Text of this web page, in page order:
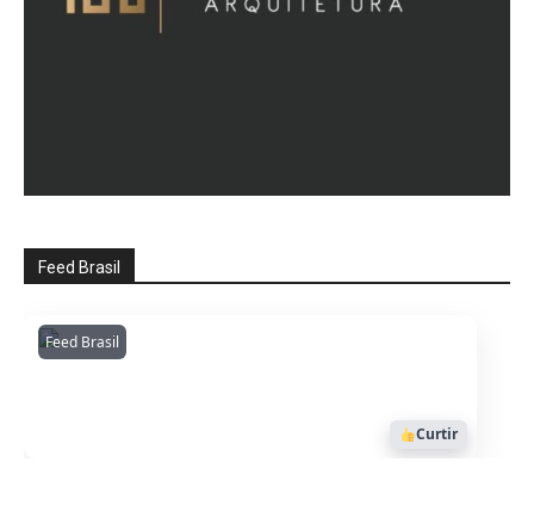
Feed Brasil
Feed BrasilAmazonianarede
1053
Curtir